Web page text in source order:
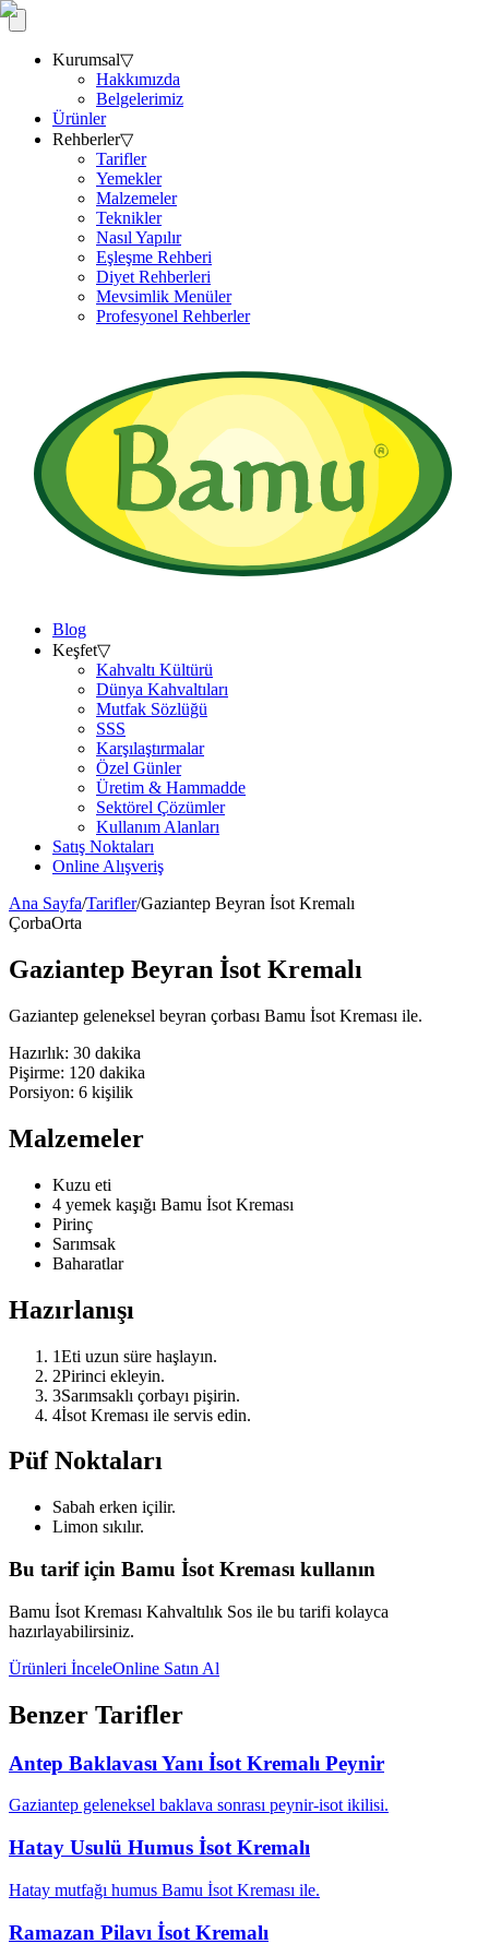
Kurumsal▽
Hakkımızda
Belgelerimiz
Ürünler
Rehberler▽
Tarifler
Yemekler
Malzemeler
Teknikler
Nasıl Yapılır
Eşleşme Rehberi
Diyet Rehberleri
Mevsimlik Menüler
Profesyonel Rehberler
Blog
Keşfet▽
Kahvaltı Kültürü
Dünya Kahvaltıları
Mutfak Sözlüğü
SSS
Karşılaştırmalar
Özel Günler
Üretim & Hammadde
Sektörel Çözümler
Kullanım Alanları
Satış Noktaları
Online Alışveriş
Ana Sayfa/Tarifler/Gaziantep Beyran İsot Kremalı
ÇorbaOrta
Gaziantep Beyran İsot Kremalı
Gaziantep geleneksel beyran çorbası Bamu İsot Kreması ile.
Hazırlık: 30 dakika
Pişirme: 120 dakika
Porsiyon: 6 kişilik
Malzemeler
Kuzu eti
4 yemek kaşığı Bamu İsot Kreması
Pirinç
Sarımsak
Baharatlar
Hazırlanışı
1Eti uzun süre haşlayın.
2Pirinci ekleyin.
3Sarımsaklı çorbayı pişirin.
4İsot Kreması ile servis edin.
Püf Noktaları
Sabah erken içilir.
Limon sıkılır.
Bu tarif için Bamu İsot Kreması kullanın
Bamu İsot Kreması Kahvaltılık Sos ile bu tarifi kolayca
hazırlayabilirsiniz.
Ürünleri İnceleOnline Satın Al
Benzer Tarifler
Antep Baklavası Yanı İsot Kremalı Peynir
Gaziantep geleneksel baklava sonrası peynir-isot ikilisi.
Hatay Usulü Humus İsot Kremalı
Hatay mutfağı humus Bamu İsot Kreması ile.
Ramazan Pilavı İsot Kremalı